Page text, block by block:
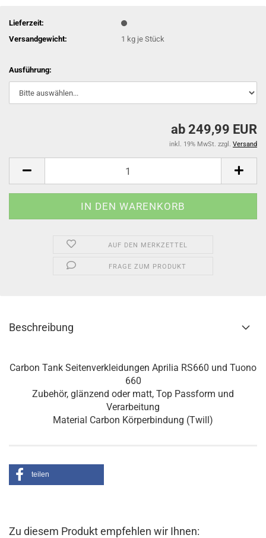
Lieferzeit:
Versandgewicht:
1 kg je Stück
Ausführung:
ab 249,99 EUR
inkl. 19% MwSt. zzgl. Versand
AUF DEN MERKZETTEL
FRAGE ZUM PRODUKT
Beschreibung
Carbon Tank Seitenverkleidungen Aprilia RS660 und Tuono
660​
Zubehör, glänzend oder matt, Top Passform und
Verarbeitung
Material Carbon Körperbindung (Twill)
teilen
Zu diesem Produkt empfehlen wir Ihnen: